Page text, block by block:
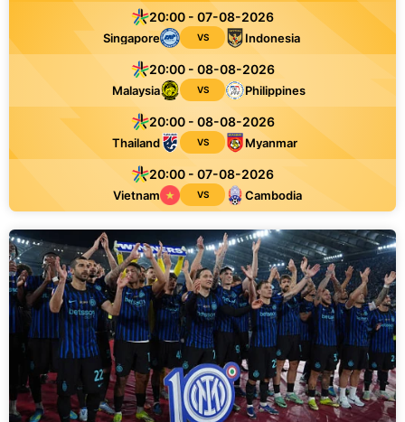
20:00 - 07-08-2026
Singapore VS Indonesia
20:00 - 08-08-2026
Malaysia VS Philippines
20:00 - 08-08-2026
Thailand VS Myanmar
20:00 - 07-08-2026
Vietnam VS Cambodia